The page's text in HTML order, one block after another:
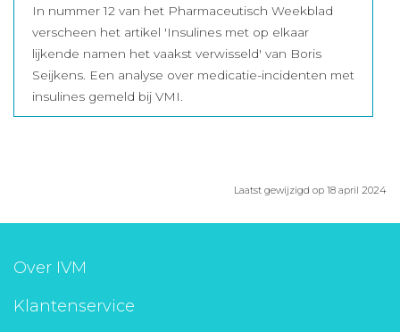
In nummer 12 van het Pharmaceutisch Weekblad
verscheen het artikel 'Insulines met op elkaar
lijkende namen het vaakst verwisseld' van Boris
Seijkens. Een analyse over medicatie-incidenten met
insulines gemeld bij VMI.
Laatst gewijzigd op 18 april 2024
Over IVM
Klantenservice